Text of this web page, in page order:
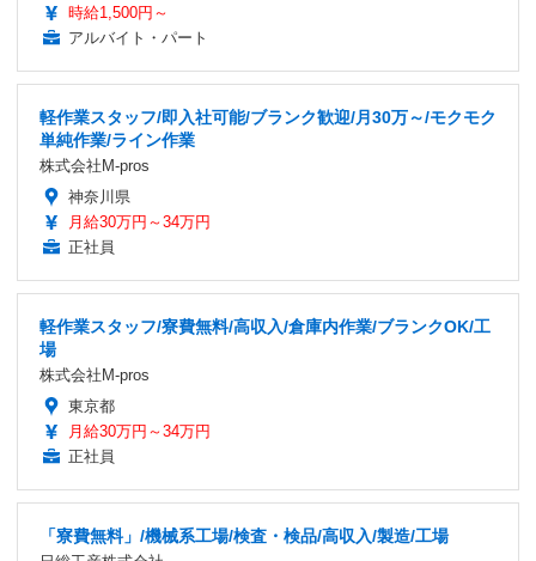
時給1,500円～
アルバイト・パート
軽作業スタッフ/即入社可能/ブランク歓迎/月30万～/モクモク
単純作業/ライン作業
株式会社M-pros
神奈川県
月給30万円～34万円
正社員
軽作業スタッフ/寮費無料/高収入/倉庫内作業/ブランクOK/工
場
株式会社M-pros
東京都
月給30万円～34万円
正社員
「寮費無料」/機械系工場/検査・検品/高収入/製造/工場